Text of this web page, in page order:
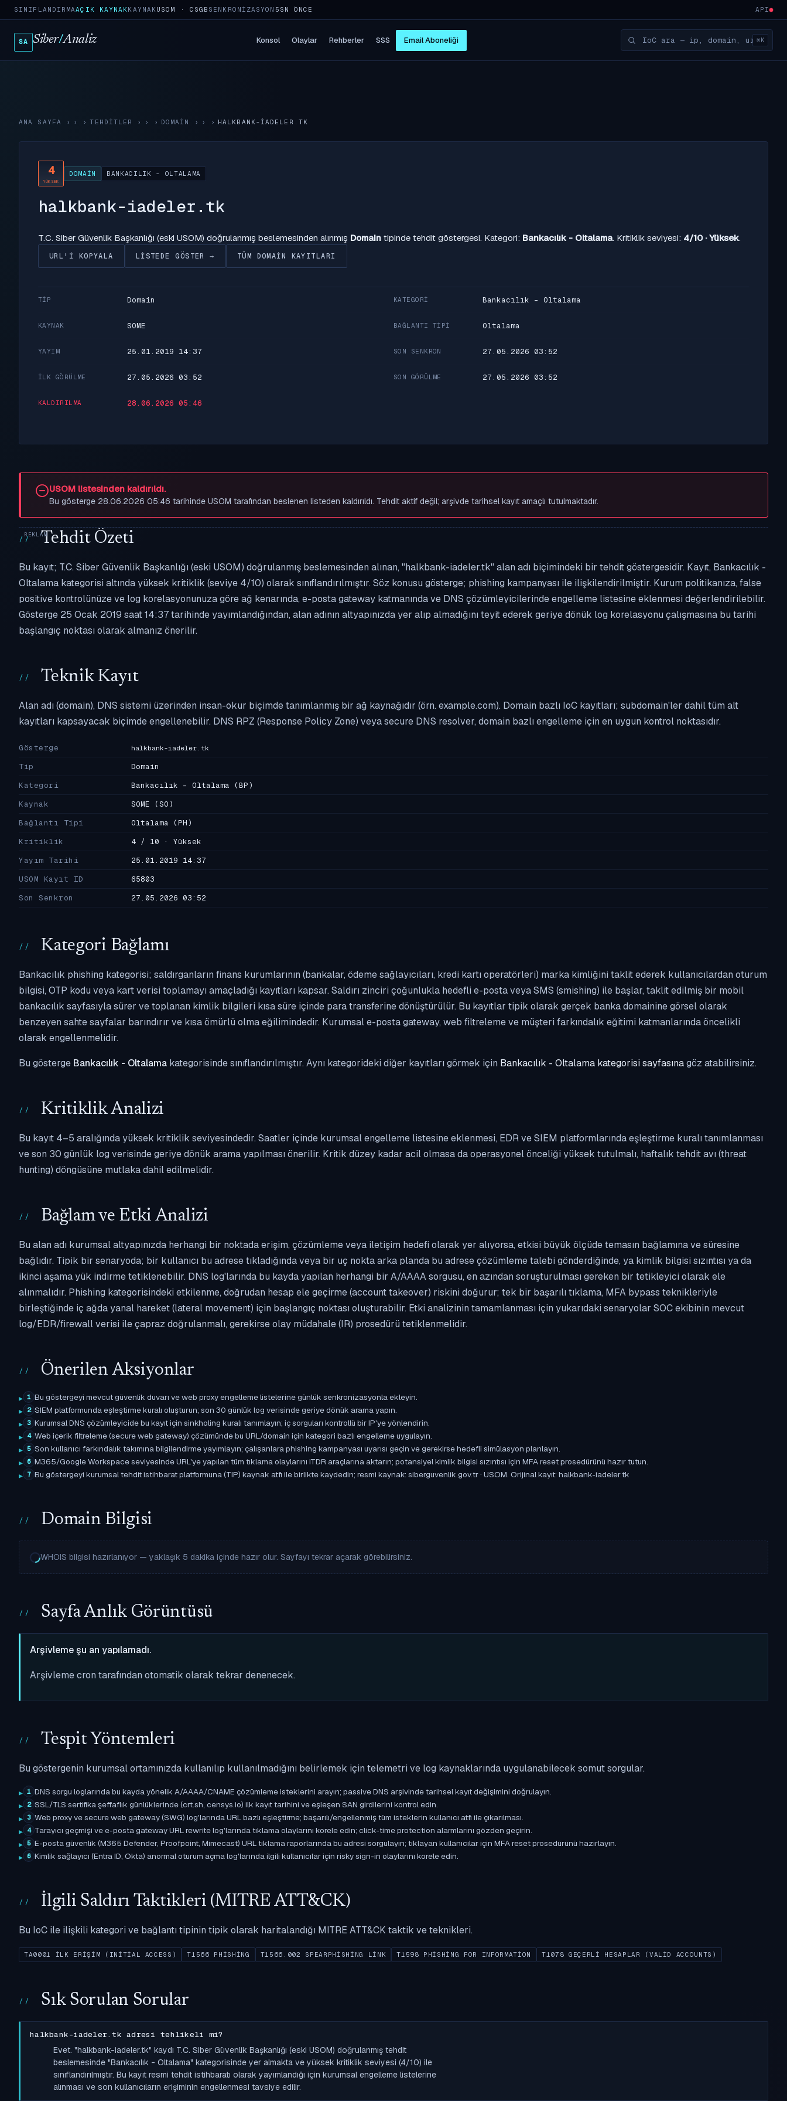
SINIFLANDIRMAAÇIK KAYNAKKAYNAKUSOM · CSGB SENKRONIZASYON 5SN ÖNCE API
SA Siber/Analiz Konsol Olaylar Rehberler SSS Email Aboneliği ⌘K
ANA SAYFA › TEHDITLER › DOMAIN › HALKBANK-IADELER.TK
4
YÜKSEK
DOMAIN BANKACILIK - OLTALAMA
halkbank-iadeler.tk
T.C. Siber Güvenlik Başkanlığı (eski USOM) doğrulanmış beslemesinden alınmış Domain tipinde tehdit göstergesi. Kategori: Bankacılık - Oltalama. Kritiklik seviyesi: 4/10 · Yüksek.
URL'I KOPYALA LISTEDE GÖSTER → TÜM DOMAIN KAYITLARI
TIP Domain KATEGORI Bankacılık - Oltalama
KAYNAK SOME BAĞLANTI TIPI Oltalama
YAYIM 25.01.2019 14:37 SON SENKRON 27.05.2026 03:52
İLK GÖRÜLME 27.05.2026 03:52 SON GÖRÜLME 27.05.2026 03:52
KALDIRILMA 28.06.2026 05:46
USOM listesinden kaldırıldı.
Bu gösterge 28.06.2026 05:46 tarihinde USOM tarafından beslenen listeden kaldırıldı. Tehdit aktif değil; arşivde tarihsel kayıt amaçlı tutulmaktadır.
Tehdit Özeti
Bu kayıt; T.C. Siber Güvenlik Başkanlığı (eski USOM) doğrulanmış beslemesinden alınan, "halkbank-iadeler.tk" alan adı biçimindeki bir tehdit göstergesidir. Kayıt, Bankacılık -
Oltalama kategorisi altında yüksek kritiklik (seviye 4/10) olarak sınıflandırılmıştır. Söz konusu gösterge; phishing kampanyası ile ilişkilendirilmiştir. Kurum politikanıza, false
positive kontrolünüze ve log korelasyonunuza göre ağ kenarında, e-posta gateway katmanında ve DNS çözümleyicilerinde engelleme listesine eklenmesi değerlendirilebilir.
Gösterge 25 Ocak 2019 saat 14:37 tarihinde yayımlandığından, alan adının altyapınızda yer alıp almadığını teyit ederek geriye dönük log korelasyonu çalışmasına bu tarihi
başlangıç noktası olarak almanız önerilir.
Teknik Kayıt
Alan adı (domain), DNS sistemi üzerinden insan-okur biçimde tanımlanmış bir ağ kaynağıdır (örn. example.com). Domain bazlı IoC kayıtları; subdomain'ler dahil tüm alt
kayıtları kapsayacak biçimde engellenebilir. DNS RPZ (Response Policy Zone) veya secure DNS resolver, domain bazlı engelleme için en uygun kontrol noktasıdır.
Gösterge halkbank-iadeler.tk
Tip
Domain
Kategori
Bankacılık - Oltalama (BP)
Kaynak
SOME (SO)
Bağlantı Tipi
Oltalama (PH)
Kritiklik
4 / 10 · Yüksek
Yayım Tarihi
25.01.2019 14:37
USOM Kayıt ID
65803
Son Senkron
27.05.2026 03:52
Kategori Bağlamı
Bankacılık phishing kategorisi; saldırganların finans kurumlarının (bankalar, ödeme sağlayıcıları, kredi kartı operatörleri) marka kimliğini taklit ederek kullanıcılardan oturum
bilgisi, OTP kodu veya kart verisi toplamayı amaçladığı kayıtları kapsar. Saldırı zinciri çoğunlukla hedefli e-posta veya SMS (smishing) ile başlar, taklit edilmiş bir mobil
bankacılık sayfasıyla sürer ve toplanan kimlik bilgileri kısa süre içinde para transferine dönüştürülür. Bu kayıtlar tipik olarak gerçek banka domainine görsel olarak
benzeyen sahte sayfalar barındırır ve kısa ömürlü olma eğilimindedir. Kurumsal e-posta gateway, web filtreleme ve müşteri farkındalık eğitimi katmanlarında öncelikli
olarak engellenmelidir.
Bu gösterge Bankacılık - Oltalama kategorisinde sınıflandırılmıştır. Aynı kategorideki diğer kayıtları görmek için Bankacılık - Oltalama kategorisi sayfasınagöz atabilirsiniz.
Kritiklik Analizi
Bu kayıt 4–5 aralığında yüksek kritiklik seviyesindedir. Saatler içinde kurumsal engelleme listesine eklenmesi, EDR ve SIEM platformlarında eşleştirme kuralı tanımlanması
ve son 30 günlük log verisinde geriye dönük arama yapılması önerilir. Kritik düzey kadar acil olmasa da operasyonel önceliği yüksek tutulmalı, haftalık tehdit avı (threat
hunting) döngüsüne mutlaka dahil edilmelidir.
Bağlam ve Etki Analizi
Bu alan adı kurumsal altyapınızda herhangi bir noktada erişim, çözümleme veya iletişim hedefi olarak yer alıyorsa, etkisi büyük ölçüde temasın bağlamına ve süresine
bağlıdır. Tipik bir senaryoda; bir kullanıcı bu adrese tıkladığında veya bir uç nokta arka planda bu adrese çözümleme talebi gönderdiğinde, ya kimlik bilgisi sızıntısı ya da
ikinci aşama yük indirme tetiklenebilir. DNS log'larında bu kayda yapılan herhangi bir A/AAAA sorgusu, en azından soruşturulması gereken bir tetikleyici olarak ele
alınmalıdır. Phishing kategorisindeki etkilenme, doğrudan hesap ele geçirme (account takeover) riskini doğurur; tek bir başarılı tıklama, MFA bypass teknikleriyle
birleştiğinde iç ağda yanal hareket (lateral movement) için başlangıç noktası oluşturabilir. Etki analizinin tamamlanması için yukarıdaki senaryolar SOC ekibinin mevcut
log/EDR/firewall verisi ile çapraz doğrulanmalı, gerekirse olay müdahale (IR) prosedürü tetiklenmelidir.
Önerilen Aksiyonlar
1 Bu göstergeyi mevcut güvenlik duvarı ve web proxy engelleme listelerine günlük senkronizasyonla ekleyin.
2 SIEM platformunda eşleştirme kuralı oluşturun; son 30 günlük log verisinde geriye dönük arama yapın.
3 Kurumsal DNS çözümleyicide bu kayıt için sinkholing kuralı tanımlayın; iç sorguları kontrollü bir IP'ye yönlendirin.
4 Web içerik filtreleme (secure web gateway) çözümünde bu URL/domain için kategori bazlı engelleme uygulayın.
5 Son kullanıcı farkındalık takımına bilgilendirme yayımlayın; çalışanlara phishing kampanyası uyarısı geçin ve gerekirse hedefli simülasyon planlayın.
6 M365/Google Workspace seviyesinde URL'ye yapılan tüm tıklama olaylarını ITDR araçlarına aktarın; potansiyel kimlik bilgisi sızıntısı için MFA reset prosedürünü hazır tutun.
7 Bu göstergeyi kurumsal tehdit istihbarat platformuna (TIP) kaynak atfı ile birlikte kaydedin; resmi kaynak: siberguvenlik.gov.tr · USOM. Orijinal kayıt: halkbank-iadeler.tk
Domain Bilgisi
WHOIS bilgisi hazırlanıyor — yaklaşık 5 dakika içinde hazır olur. Sayfayı tekrar açarak görebilirsiniz.
Sayfa Anlık Görüntüsü
Arşivleme şu an yapılamadı.
Arşivleme cron tarafından otomatik olarak tekrar denenecek.
Tespit Yöntemleri
Bu göstergenin kurumsal ortamınızda kullanılıp kullanılmadığını belirlemek için telemetri ve log kaynaklarında uygulanabilecek somut sorgular.
1 DNS sorgu loglarında bu kayda yönelik A/AAAA/CNAME çözümleme isteklerini arayın; passive DNS arşivinde tarihsel kayıt değişimini doğrulayın.
2 SSL/TLS sertifika şeffaflık günlüklerinde (crt.sh, censys.io) ilk kayıt tarihini ve eşleşen SAN girdilerini kontrol edin.
3 Web proxy ve secure web gateway (SWG) log'larında URL bazlı eşleştirme; başarılı/engellenmiş tüm isteklerin kullanıcı atfı ile çıkarılması.
4 Tarayıcı geçmişi ve e-posta gateway URL rewrite log'larında tıklama olaylarını korele edin; click-time protection alarmlarını gözden geçirin.
5 E-posta güvenlik (M365 Defender, Proofpoint, Mimecast) URL tıklama raporlarında bu adresi sorgulayın; tıklayan kullanıcılar için MFA reset prosedürünü hazırlayın.
6 Kimlik sağlayıcı (Entra ID, Okta) anormal oturum açma log'larında ilgili kullanıcılar için risky sign-in olaylarını korele edin.
İlgili Saldırı Taktikleri (MITRE ATT&CK)
Bu IoC ile ilişkili kategori ve bağlantı tipinin tipik olarak haritalandığı MITRE ATT&CK taktik ve teknikleri.
TA0001 İLK ERIŞIM (INITIAL ACCESS) T1566 PHISHING T1566.002 SPEARPHISHING LINK T1598 PHISHING FOR INFORMATION T1078 GEÇERLI HESAPLAR (VALID ACCOUNTS)
Sık Sorulan Sorular
halkbank-iadeler.tk adresi tehlikeli mi?
Evet. "halkbank-iadeler.tk" kaydı T.C. Siber Güvenlik Başkanlığı (eski USOM) doğrulanmış tehdit
beslemesinde "Bankacılık - Oltalama" kategorisinde yer almakta ve yüksek kritiklik seviyesi (4/10) ile
sınıflandırılmıştır. Bu kayıt resmi tehdit istihbaratı olarak yayımlandığı için kurumsal engelleme listelerine
alınması ve son kullanıcıların erişiminin engellenmesi tavsiye edilir.